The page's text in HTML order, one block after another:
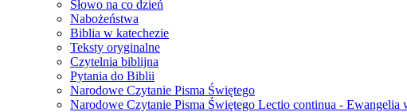
Słowo na co dzień
Nabożeństwa
Biblia w katechezie
Teksty oryginalne
Czytelnia biblijna
Pytania do Biblii
Narodowe Czytanie Pisma Świętego
Narodowe Czytanie Pisma Świętego Lectio continua - Ewangelia